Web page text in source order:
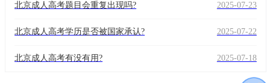
北京成人高考题目会重复出现吗? 2025-07-23
北京成人高考学历是否被国家承认? 2025-07-22
北京成人高考有没有用? 2025-07-18